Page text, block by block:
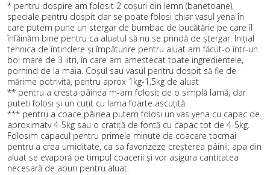
* pentru dospire am folosit 2 coșuri din lemn (banetoane),
speciale pentru dospit dar se poate folosi chiar vasul yena în
care putem pune un stergar de bumbac de bucătărie pe care îl
înfăinăm bine pentru ca aluatul să nu se prindă de ștergar. Inițial
tehnica de întindere și împăturire pentru aluat am făcut-o într-un
bol mare de 3 litri, în care am amestecat toate ingredientele,
pornind de la maia. Coșul sau vasul pentru dospit să fie de
mărime potrivită, pentru aprox 1kg-1,5kg de aluat
** pentru a cresta pâinea m-am folosit de o simplă lamă, dar
puteti folosi și un cuțit cu lama foarte ascuțită
*** pentru a coace pâinea putem folosi un vas yena cu capac de
aproximatv 4-5kg sau o cratiță de fontă cu capac tot de 4-5kg.
Folosim capacul pentru primele minute de coacere tocmai
pentru a crea umiditate, ca sa favorizeze creșterea pâinii: apa din
aluat se evaporă pe timpul coacerii și vor asigura cantitatea
necesară de aburi pentru aluat.